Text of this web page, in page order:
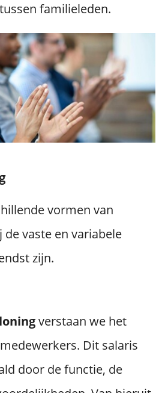
familieleden.
vormen van
vaste en variabele
zijn.
verstaan we het
Dit salaris
door de functie, de